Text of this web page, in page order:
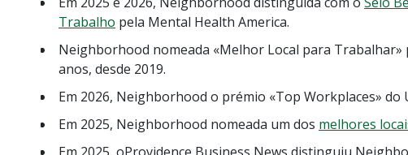
Trabalho pela Mental Health America.
Neighborhood nomeada «Melhor Local para Trabalhar»
anos, desde 2019.
Em 2026, Neighborhood o prémio «Top Workplaces» do
Em 2025, Neighborhood nomeada um dos melhores